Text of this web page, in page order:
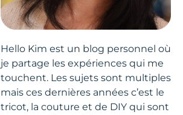
Hello Kim est un blog personnel où
je partage les expériences qui me
touchent. Les sujets sont multiples
mais ces dernières années c’est le
tricot, la couture et de DIY qui sont